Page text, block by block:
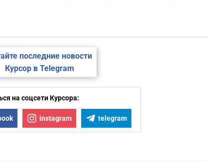
последние новости
Курсор в Telegram
на соцсети Курсора:
instagram telegram